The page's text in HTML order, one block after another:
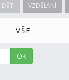
DĚTI VZDĚLÁNÍ
VŠE
OK